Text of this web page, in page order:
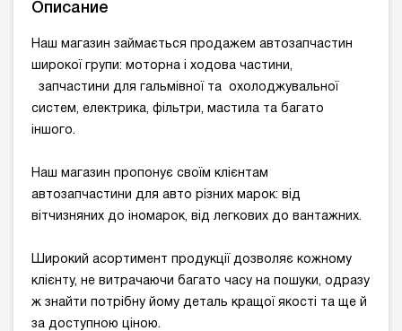
Описание
Наш магазин займається продажем автозапчастин
широкої групи: моторна і ходова частини,
запчастини для гальмівної та охолоджувальної
систем, електрика, фільтри, мастила та багато
іншого.
Наш магазин пропонує своїм клієнтам
автозапчастини для авто різних марок: від
вітчизняних до іномарок, від легкових до вантажних.
Широкий асортимент продукції дозволяє кожному
клієнту, не витрачаючи багато часу на пошуки, одразу
ж знайти потрібну йому деталь кращої якості та ще й
за доступною ціною.